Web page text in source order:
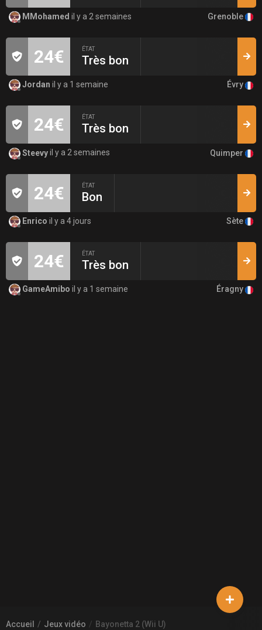
MMohamed il y a 2 semaines Grenoble
24€ ÉTAT
Très bon
Jordan il y a 1 semaine Évry
24€ ÉTAT
Très bon
Steevyil y a 2 semaines Quimper
24€ ÉTAT
Bon
Enrico il y a 4 jours Sète
24€ ÉTAT
Très bon
GameAmibo il y a 1 semaine Éragny
Accueil Jeux vidéo Bayonetta 2 (Wii U)